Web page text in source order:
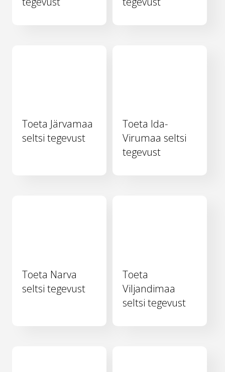
Toeta Järvamaa
seltsi tegevust
Toeta Ida-
Virumaa seltsi
tegevust
Toeta Narva
seltsi tegevust
Toeta
Viljandimaa
seltsi tegevust